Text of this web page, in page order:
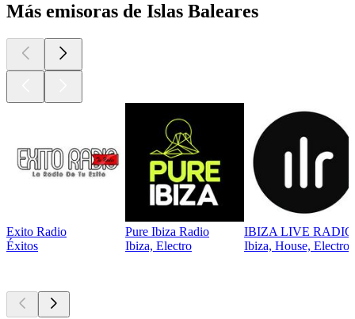
Más emisoras de Islas Baleares
Exito Radio
Éxitos
Pure Ibiza Radio
Ibiza, Electro
IBIZA LIVE RADIO
Ibiza, House, Electro